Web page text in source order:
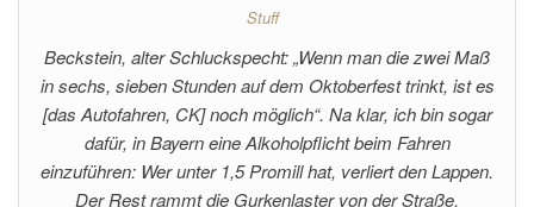
Stuff
Beckstein, alter Schluckspecht: „Wenn man die zwei Maß
in sechs, sieben Stunden auf dem Oktoberfest trinkt, ist es
[das Autofahren, CK] noch möglich“. Na klar, ich bin sogar
dafür, in Bayern eine Alkoholpflicht beim Fahren
einzuführen: Wer unter 1,5 Promill hat, verliert den Lappen.
Der Rest rammt die Gurkenlaster von der Straße.